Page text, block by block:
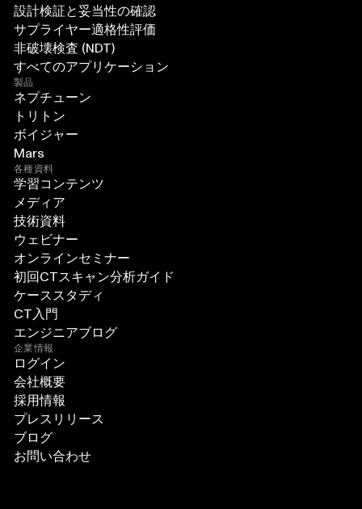
設計検証と妥当性の確認
サプライヤー適格性評価
非破壊検査 (NDT)
すべてのアプリケーション
製品
ネプチューン
トリトン
ボイジャー
Mars
各種資料
学習コンテンツ
メディア
技術資料
ウェビナー
オンラインセミナー
初回CTスキャン分析ガイド
ケーススタディ
CT入門
エンジニアブログ
企業情報
ログイン
会社概要
採用情報
プレスリリース
ブログ
お問い合わせ